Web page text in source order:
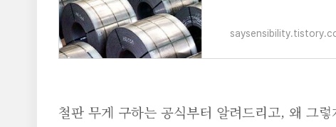
철판 무게 구하는 공식부터 알려드리고, 왜 그